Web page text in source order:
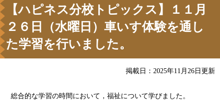
【ハピネス分校トピックス】１１月
２６日（水曜日）車いす体験を通し
た学習を行いました。
掲載日：2025年11月26日更新
総合的な学習の時間において，福祉について学びました。